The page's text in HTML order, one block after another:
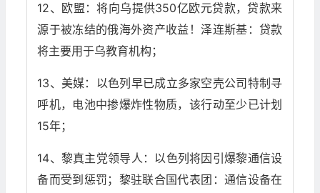
12、欧盟：将向乌提供350亿欧元贷款，贷款来
源于被冻结的俄海外资产收益！泽连斯基：贷款
将主要用于乌教育机构；
13、美媒：以色列早已成立多家空壳公司特制寻
呼机，电池中掺爆炸性物质，该行动至少已计划
15年；
14、黎真主党领导人：以色列将因引爆黎通信设
备而受到惩罚；黎驻联合国代表团：通信设备在